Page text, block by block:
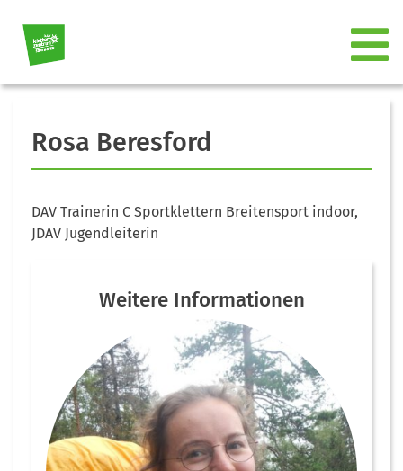
Rosa Beresford
DAV Trainerin C Sportklettern Breitensport indoor,
JDAV Jugendleiterin
Weitere Informationen